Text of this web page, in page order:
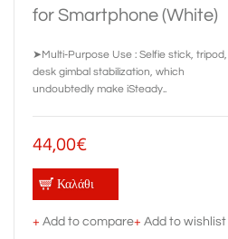
for Smartphone (White)
➤Multi-Purpose Use : Selfie stick, tripod,
desk gimbal stabilization, which
undoubtedly make iSteady..
44,00€
Καλάθι
+ Add to compare+ Add to wishlist